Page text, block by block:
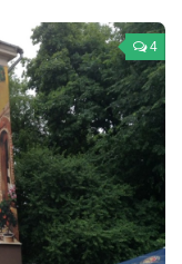
велосипедов
одежды
4